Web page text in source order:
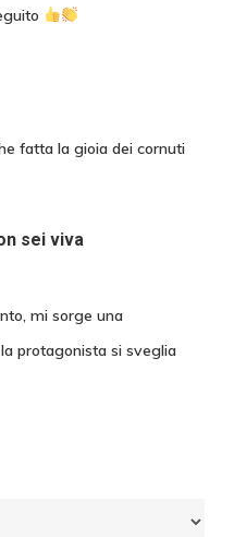
fatta la gioia dei cornuti
sei viva
mi sorge una
protagonista si sveglia